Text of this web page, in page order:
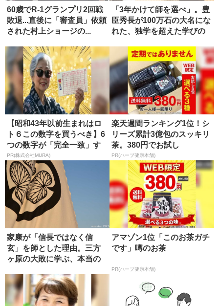
60歳でR-1グランプリ2回戦
敗退...直後に「審査員」依頼
された村上ショージの...
「3年かけて師を選べ」。豊
臣秀長が100万石の大名にな
れた、独学を超えた学びの
【昭和43年以前生まれはロ
ト６この数字を買うべき】6
つの数字が「完全一致」す
る方...
PR(株式会社MURA)
楽天週間ランキング1位！シ
リーズ累計3億包のスッキリ
茶。380円でお試し
PR(ハーブ健康本舗)
家康が「信長ではなく信
玄」を師とした理由。三方
ヶ原の大敗に学ぶ、本当の
アマゾン1位「このお茶ガチ
です」噂のお茶
PR(ハーブ健康本舗)